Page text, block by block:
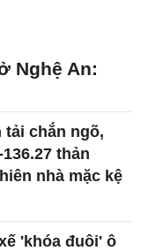
Nghệ An:
tải chắn ngõ,
thản
nhà mặc kệ
'khóa đuôi' ô